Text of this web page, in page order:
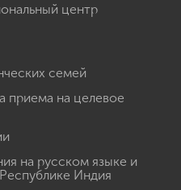
центр
семей
приема на целевое
на русском языке и
Индия